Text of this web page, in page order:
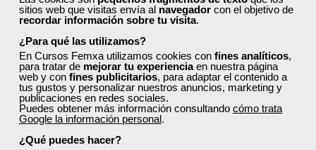
sitios web que visitas envía al navegador con el objetivo de
recordar información sobre tu visita.
¿Para qué las utilizamos?
En Cursos Femxa utilizamos cookies con fines analíticos,
para tratar de mejorar tu experienciaen nuestra página
web y con fines publicitarios, para adaptar el contenido a
tus gustos y personalizar nuestros anuncios, marketing y
publicaciones en redes sociales.
Puedes obtener más información consultando cómo trata
Google la información personal.
¿Qué puedes hacer?